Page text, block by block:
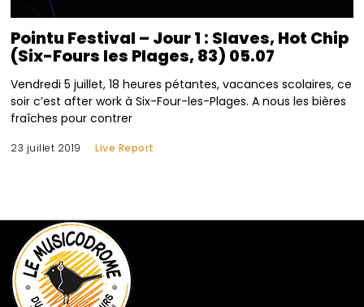
Pointu Festival – Jour 1 : Slaves, Hot Chip
(Six-Fours les Plages, 83) 05.07
Vendredi 5 juillet, 18 heures pétantes, vacances scolaires, ce
soir c’est after work à Six-Four-les-Plages. A nous les bières
fraîches pour contrer
23 juillet 2019 Live Report